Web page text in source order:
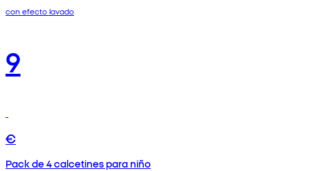
con efecto lavado
9
€
Pack de 4 calcetines para niño